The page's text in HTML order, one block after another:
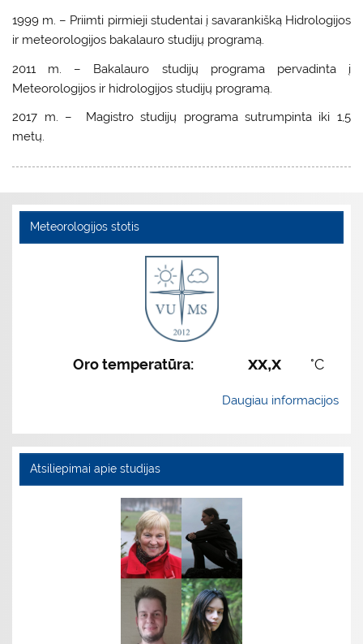
1999 m. – Priimti pirmieji studentai į savarankišką Hidrologijos
ir meteorologijos bakalauro studijų programą.
2011 m. – Bakalauro studijų programa pervadinta į
Meteorologijos ir hidrologijos studijų programą.
2017 m. – Magistro studijų programa sutrumpinta iki 1,5
metų.
Meteorologijos stotis
Oro temperatūra: xx,x °C
Daugiau informacijos
Atsiliepimai apie studijas